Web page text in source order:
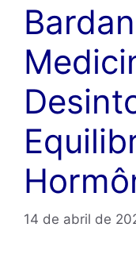
14 de abril de